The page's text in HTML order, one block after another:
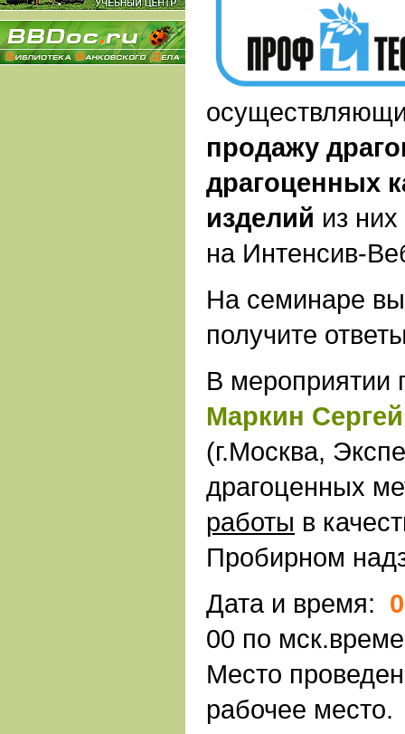
продажу
драгоценных
изделий из
на Интенсив-
На семинаре
получите
В мероприятии
Маркин
(г.Москва,
драгоценных
работы в
Пробирном
Дата и время:
00 по
Место
рабочее место.